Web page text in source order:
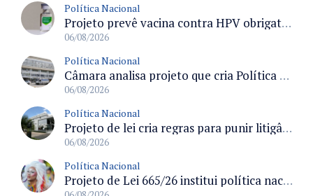
Política Nacional
Projeto prevê vacina contra HPV obrigatória e testes moleculares para rastreamento do câncer do colo do útero
06/08/2026
Política Nacional
Câmara analisa projeto que cria Política Nacional de Qualificação e Valorização da Preceptoria na Residência Médica
06/08/2026
Política Nacional
Projeto de lei cria regras para punir litigância abusiva reversa e integrar sistemas do Judiciário
06/08/2026
Política Nacional
Projeto de Lei 665/26 institui política nacional para prevenção ao transfeminicídio e prevê medidas de proteção e reparação